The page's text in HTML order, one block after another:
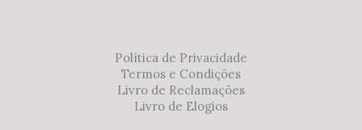
Política de Privacidade
Termos e Condições
Livro de Reclamações
Livro de Elogios